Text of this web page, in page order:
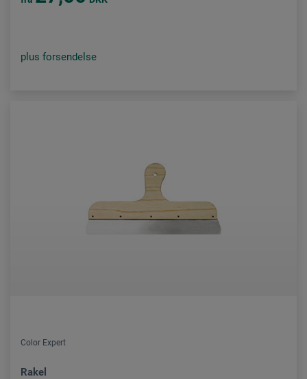
plus forsendelse
Color Expert
Rakel